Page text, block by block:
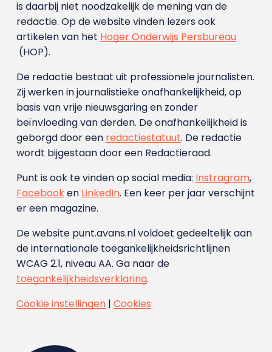
is daarbij niet noodzakelijk de mening van de
redactie. Op de website vinden lezers ook
artikelen van het Hoger Onderwijs Persbureau
(HOP).
De redactie bestaat uit professionele journalisten.
Zij werken in journalistieke onafhankelijkheid, op
basis van vrije nieuwsgaring en zonder
beïnvloeding van derden. De onafhankelijkheid is
geborgd door een redactiestatuut. De redactie
wordt bijgestaan door een Redactieraad.
Punt is ook te vinden op social media: Instragram,
Facebooken LinkedIn. Een keer per jaar verschijnt
er een magazine.
De website punt.avans.nl voldoet gedeeltelijk aan
de internationale toegankelijkheidsrichtlijnen
WCAG 2.1, niveau AA. Ga naar de
toegankelijkheidsverklaring.
Cookie instellingen| Cookies